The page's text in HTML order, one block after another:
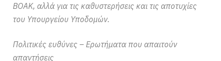
ΒΟΑΚ, αλλά για τις καθυστερήσεις και τις αποτυχίες
του Υπουργείου Υποδομών.
Πολιτικές ευθύνες – Ερωτήματα που απαιτούν
απαντήσεις